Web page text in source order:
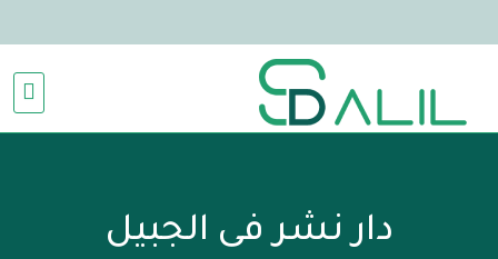
دار نشر فى الجبيل